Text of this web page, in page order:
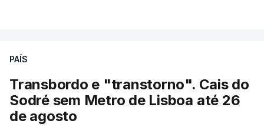
temperaturas recorde, também a
ajudou
.
Pelo contrário, a precipitação manteve-se
abaixo do normal
PAÍS
Transbordo e "transtorno". Cais do
Sodré sem Metro de Lisboa até 26
de agosto